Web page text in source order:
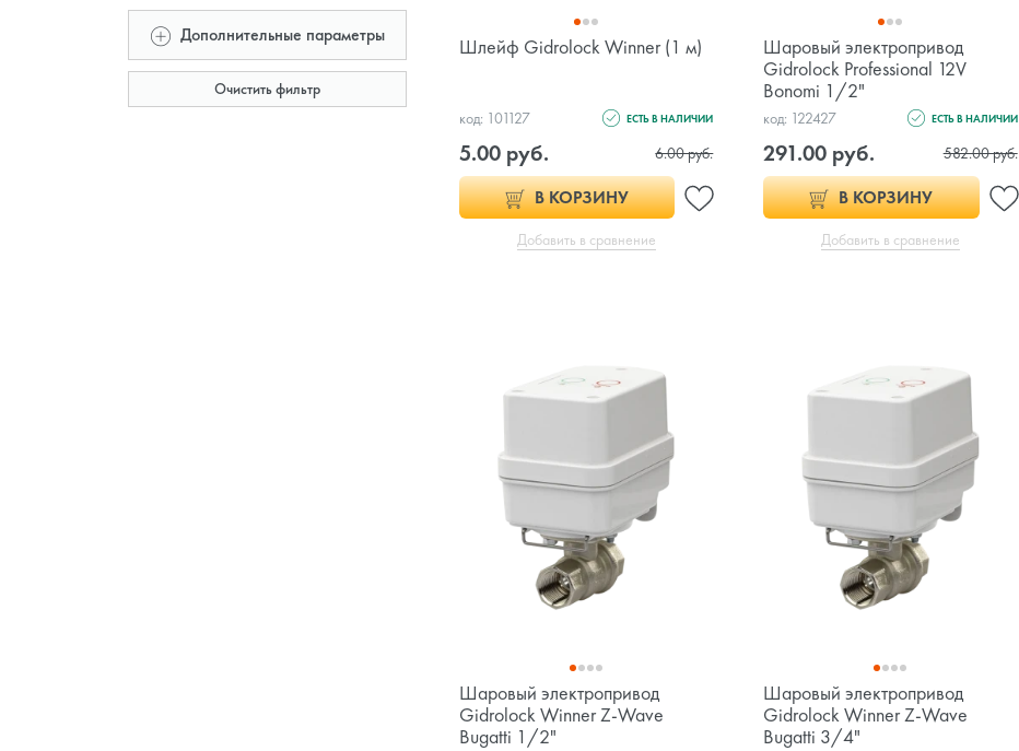
Дополнительные параметры
Очистить фильтр
Шлейф Gidrolock Winner (1 м)
код: 101127 ЕСТЬ В НАЛИЧИИ
5.00 руб. 6.00 руб.
В КОРЗИНУ
Добавить в сравнение
Шаровый электропривод
Gidrolock Professional 12V
Bonomi 1/2"
код: 122427 ЕСТЬ В НАЛИЧИИ
291.00 руб. 582.00 руб.
В КОРЗИНУ
Добавить в сравнение
Шаровый электропривод
Gidrolock Winner Z-Wave
Bugatti 1/2"
Шаровый электропривод
Gidrolock Winner Z-Wave
Bugatti 3/4"